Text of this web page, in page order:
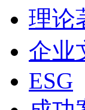
理论
企业
ESG